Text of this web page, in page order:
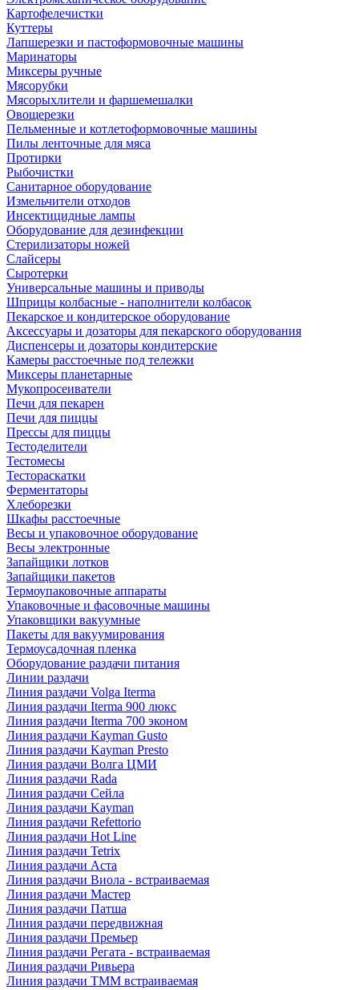
Картофелечистки
Куттеры
Лапшерезки и пастоформовочные машины
Маринаторы
Миксеры ручные
Мясорубки
Мясорыхлители и фаршемешалки
Овощерезки
Пельменные и котлетоформовочные машины
Пилы ленточные для мяса
Протирки
Рыбочистки
Санитарное оборудование
Измельчители отходов
Инсектицидные лампы
Оборудование для дезинфекции
Стерилизаторы ножей
Слайсеры
Сыротерки
Универсальные машины и приводы
Шприцы колбасные - наполнители колбасок
Пекарское и кондитерское оборудование
Аксессуары и дозаторы для пекарского оборудования
Диспенсеры и дозаторы кондитерские
Камеры расстоечные под тележки
Миксеры планетарные
Мукопросеиватели
Печи для пекарен
Печи для пиццы
Прессы для пиццы
Тестоделители
Тестомесы
Тестораскатки
Ферментаторы
Хлеборезки
Шкафы расстоечные
Весы и упаковочное оборудование
Весы электронные
Запайщики лотков
Запайщики пакетов
Термоупаковочные аппараты
Упаковочные и фасовочные машины
Упаковщики вакуумные
Пакеты для вакуумирования
Термоусадочная пленка
Оборудование раздачи питания
Линии раздачи
Линия раздачи Volga Iterma
Линия раздачи Iterma 900 люкс
Линия раздачи Iterma 700 эконом
Линия раздачи Kayman Gusto
Линия раздачи Kayman Presto
Линия раздачи Волга ЦМИ
Линия раздачи Rada
Линия раздачи Сейла
Линия раздачи Kayman
Линия раздачи Refettorio
Линия раздачи Hot Line
Линия раздачи Tetrix
Линия раздачи Аста
Линия раздачи Виола - встраиваемая
Линия раздачи Мастер
Линия раздачи Патша
Линия раздачи передвижная
Линия раздачи Премьер
Линия раздачи Регата - встраиваемая
Линия раздачи Ривьера
Линия раздачи ТММ встраиваемая